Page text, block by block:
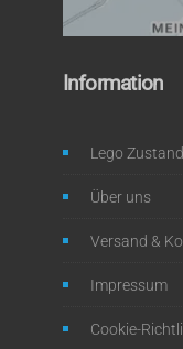
Information
Lego Zustand
Über uns
Versand &
Impressum
Cookie-